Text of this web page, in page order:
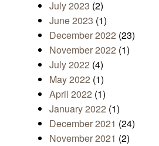
July 2023 (2)
June 2023 (1)
December 2022 (23)
November 2022 (1)
July 2022 (4)
May 2022 (1)
April 2022 (1)
January 2022 (1)
December 2021 (24)
November 2021 (2)